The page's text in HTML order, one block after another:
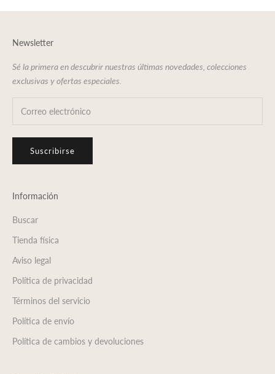
Newsletter
Sé la primera en descubrir nuestras últimas novedades, colecciones
exclusivas y ofertas especiales.
Suscribirse
Información
Buscar
Tienda física
Aviso legal
Política de privacidad
Términos del servicio
Política de envío
Política de cambios y devoluciones